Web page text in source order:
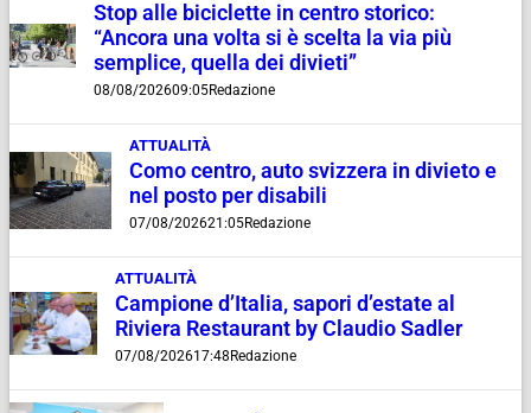
Stop alle biciclette in centro storico:
“Ancora una volta si è scelta la via più
semplice, quella dei divieti”
08/08/202609:05Redazione
ATTUALITÀ
Como centro, auto svizzera in divieto e
nel posto per disabili
07/08/202621:05Redazione
ATTUALITÀ
Campione d’Italia, sapori d’estate al
Riviera Restaurant by Claudio Sadler
07/08/202617:48 Redazione